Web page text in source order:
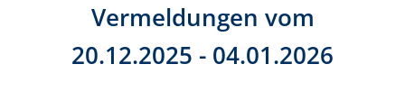
Vermeldungen vom
20.12.2025 - 04.01.2026